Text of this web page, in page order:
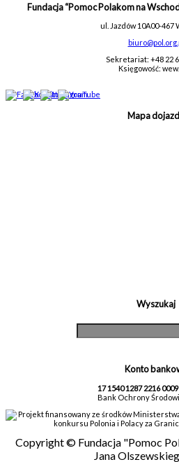
Fundacja “Pomoc Polakom na
ul. Jazdów 10A00-467
Sekretariat: +48 22
Księgowość:
Mapa
Wyszukaj
Konto
17 1540 1287 2216
Bank Ochrony
Projekt finansowany ze środków
konkursu Polonia i Polacy za
Copyright © Fundacja "Pomoc
Jana